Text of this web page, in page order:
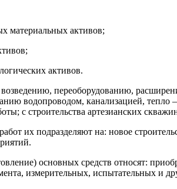
материальных активов;
активов.
возведению, переоборудованию,
водопроводом, канализацией,
с строительства артезианских
их подразделяют на: новое
основных средств относят:
измерительных, испытательных и